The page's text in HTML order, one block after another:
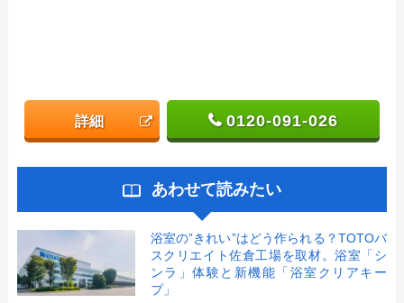
詳細 0120-091-026
あわせて読みたい
浴室の”きれい”はどう作られる？TOTOバ
スクリエイト佐倉工場を取材。浴室「シ
ンラ」体験と新機能「浴室クリアキー
プ」